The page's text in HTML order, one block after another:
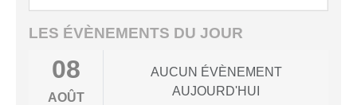
LES ÉVÈNEMENTS DU JOUR
08
AOÛT
AUCUN ÉVÈNEMENT
AUJOURD'HUI